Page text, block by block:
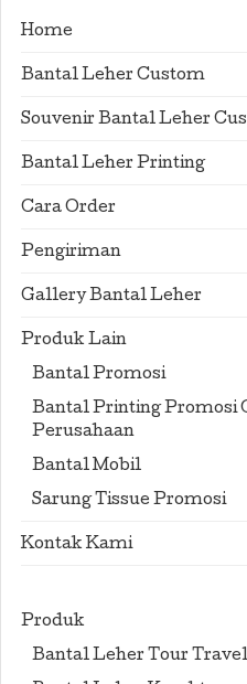
Home
Bantal Leher Custom
Souvenir Bantal Leher
Bantal Leher Printing
Cara Order
Pengiriman
Gallery Bantal Leher
Produk Lain
Bantal Promosi
Bantal Printing Promosi
Perusahaan
Bantal Mobil
Sarung Tissue Promosi
Kontak Kami
Produk
Bantal Leher Tour Travel